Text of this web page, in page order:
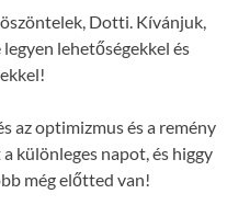
Dotti. Kívánjuk,
lehetőségekkel és
az optimizmus és a remény
különleges napot, és higgy
még előtted van!